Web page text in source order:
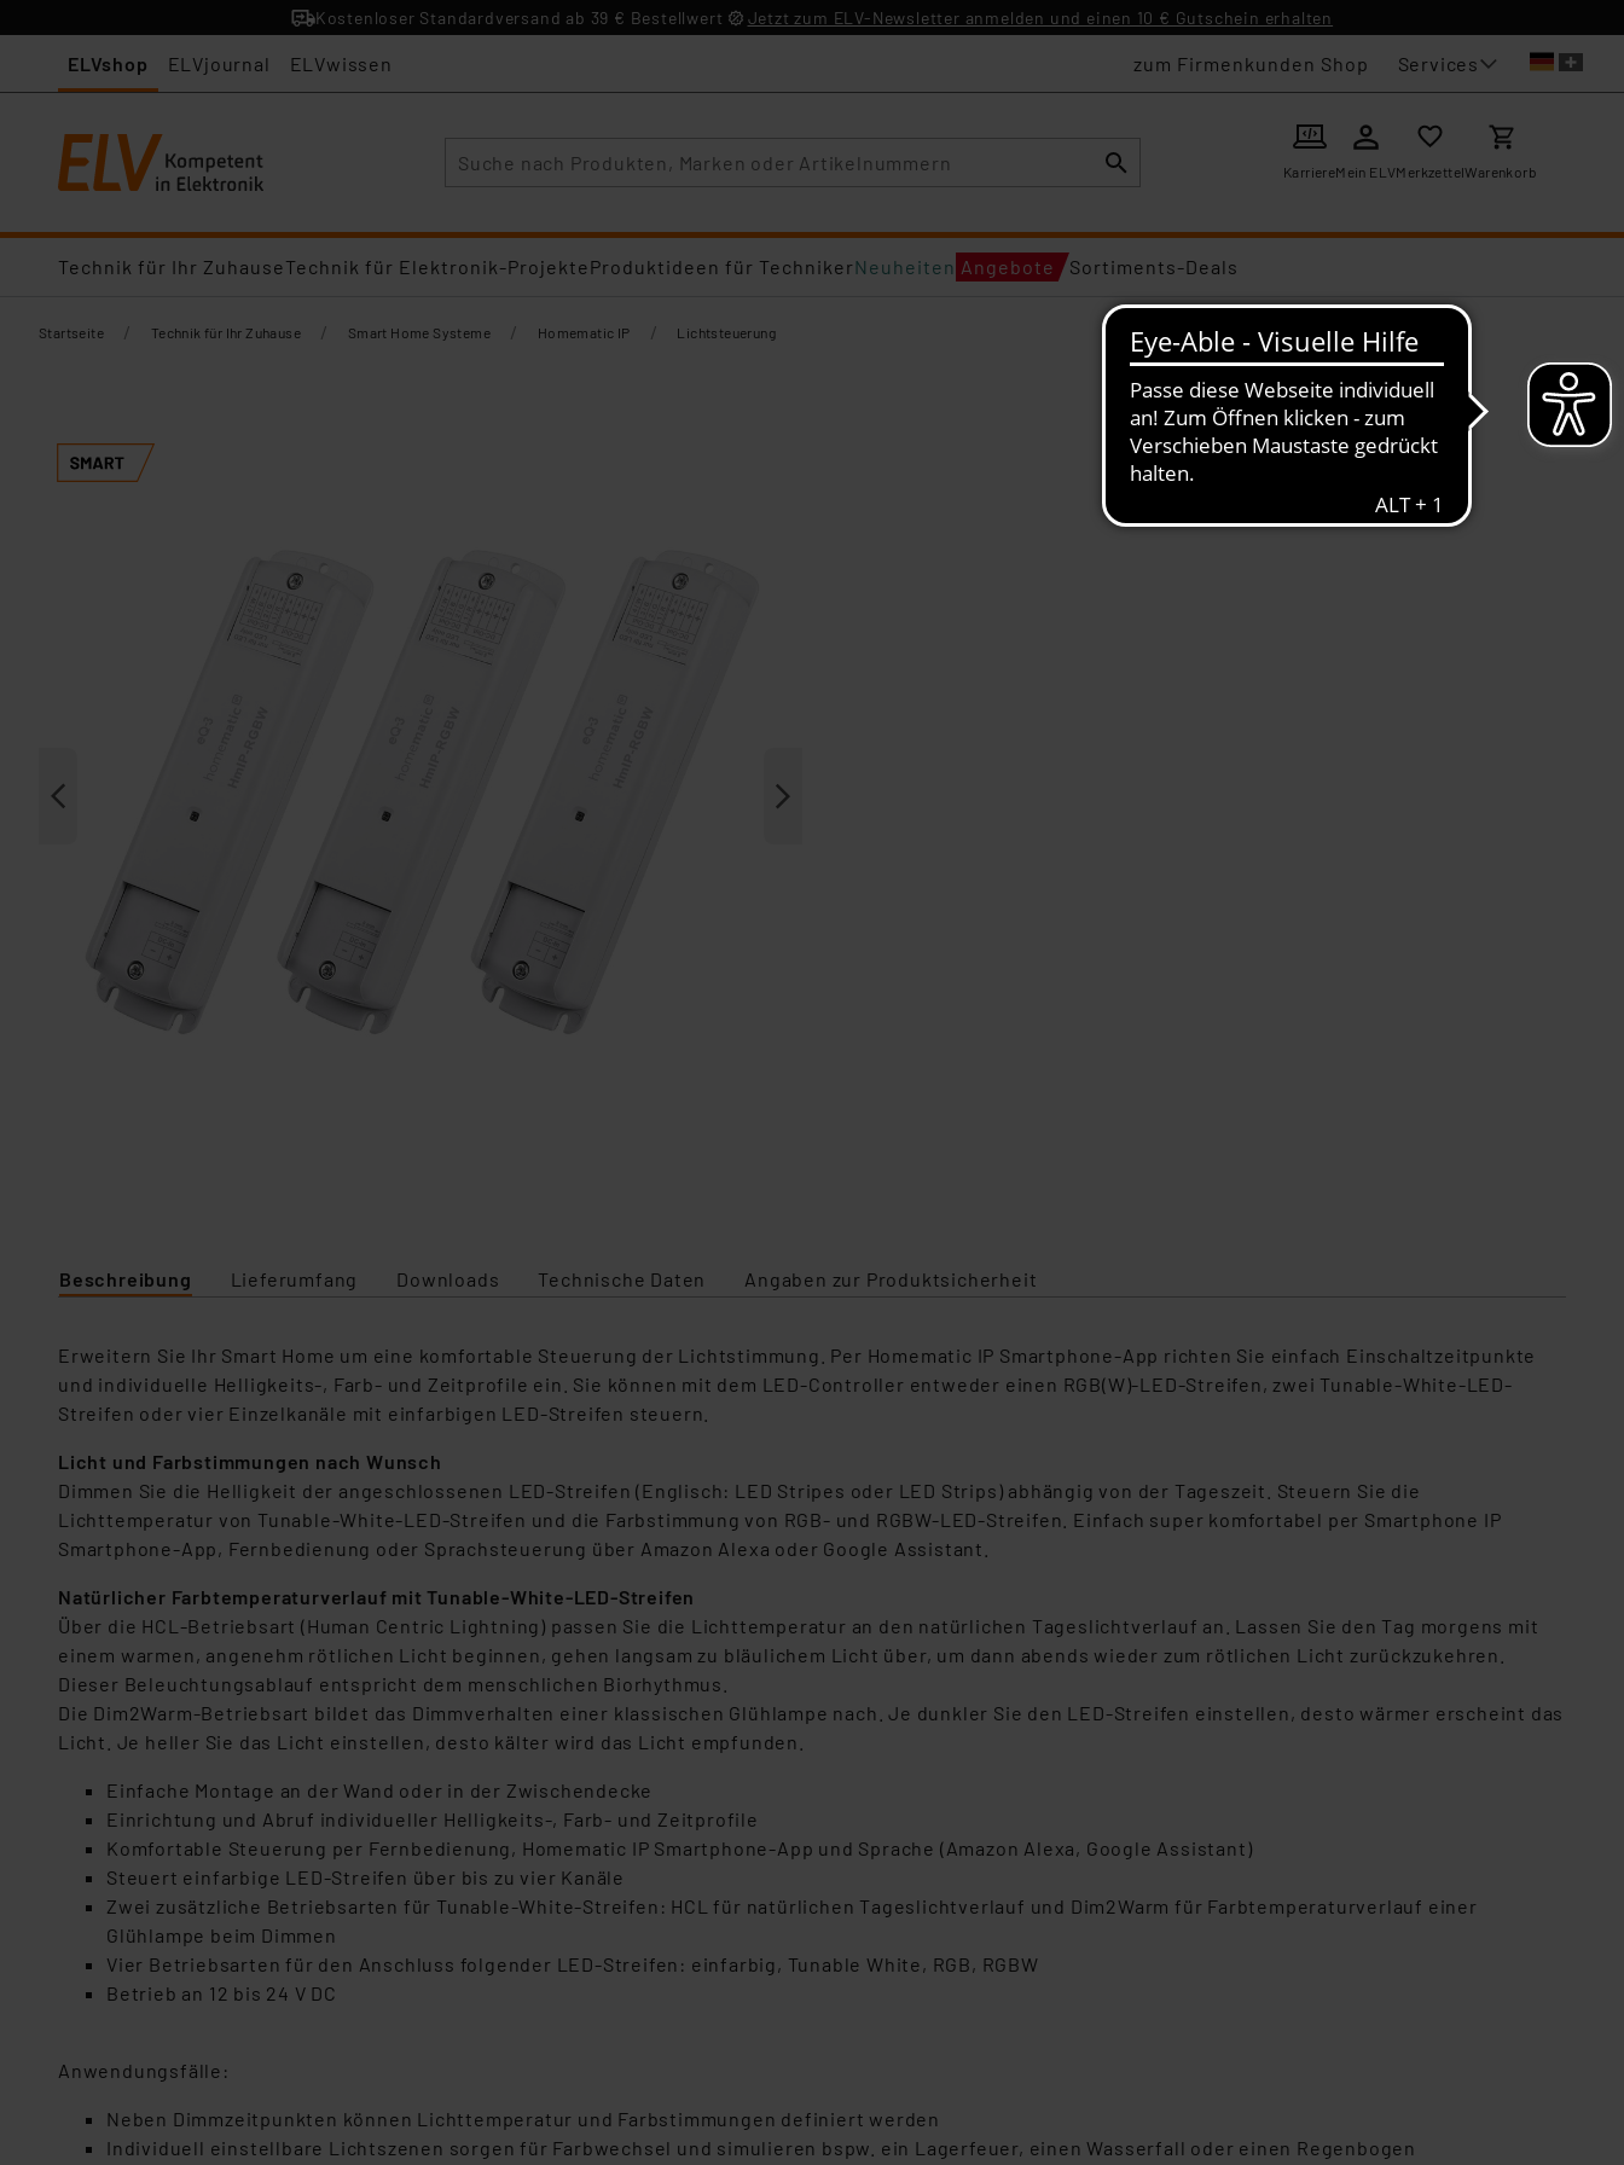
Kostenloser Standardversand ab 39 € Bestellwert Jetzt zum ELV-Newsletter anmelden und einen 10 € Gutschein erhalten
ELVshop ELVjournal ELVwissen zum Firmenkunden Shop Services
KarriereMein ELVMerkzettelWarenkorb
Technik für Ihr ZuhauseTechnik für Elektronik-ProjekteProduktideen für TechnikerNeuheiten Angebote Sortiments-Deals
Startseite / Technik für Ihr Zuhause / Smart Home Systeme / Homematic IP / Lichtsteuerung
Beschreibung Lieferumfang Downloads Technische Daten Angaben zur Produktsicherheit
Erweitern Sie Ihr Smart Home um eine komfortable Steuerung der Lichtstimmung. Per Homematic IP Smartphone-App richten Sie einfach Einschaltzeitpunkte
und individuelle Helligkeits-, Farb- und Zeitprofile ein. Sie können mit dem LED-Controller entweder einen RGB(W)-LED-Streifen, zwei Tunable-White-LED-
Streifen oder vier Einzelkanäle mit einfarbigen LED-Streifen steuern.
Licht und Farbstimmungen nach Wunsch
Dimmen Sie die Helligkeit der angeschlossenen LED-Streifen (Englisch: LED Stripes oder LED Strips) abhängig von der Tageszeit. Steuern Sie die
Lichttemperatur von Tunable-White-LED-Streifen und die Farbstimmung von RGB- und RGBW-LED-Streifen. Einfach super komfortabel per Smartphone IP
Smartphone-App, Fernbedienung oder Sprachsteuerung über Amazon Alexa oder Google Assistant.
Natürlicher Farbtemperaturverlauf mit Tunable-White-LED-Streifen
Über die HCL-Betriebsart (Human Centric Lightning) passen Sie die Lichttemperatur an den natürlichen Tageslichtverlauf an. Lassen Sie den Tag morgens mit
einem warmen, angenehm rötlichen Licht beginnen, gehen langsam zu bläulichem Licht über, um dann abends wieder zum rötlichen Licht zurückzukehren.
Dieser Beleuchtungsablauf entspricht dem menschlichen Biorhythmus.
Die Dim2Warm-Betriebsart bildet das Dimmverhalten einer klassischen Glühlampe nach. Je dunkler Sie den LED-Streifen einstellen, desto wärmer erscheint das
Licht. Je heller Sie das Licht einstellen, desto kälter wird das Licht empfunden.
Einfache Montage an der Wand oder in der Zwischendecke
Einrichtung und Abruf individueller Helligkeits-, Farb- und Zeitprofile
Komfortable Steuerung per Fernbedienung, Homematic IP Smartphone-App und Sprache (Amazon Alexa, Google Assistant)
Steuert einfarbige LED-Streifen über bis zu vier Kanäle
Zwei zusätzliche Betriebsarten für Tunable-White-Streifen: HCL für natürlichen Tageslichtverlauf und Dim2Warm für Farbtemperaturverlauf einer
Glühlampe beim Dimmen
Vier Betriebsarten für den Anschluss folgender LED-Streifen: einfarbig, Tunable White, RGB, RGBW
Betrieb an 12 bis 24 V DC
Anwendungsfälle:
Neben Dimmzeitpunkten können Lichttemperatur und Farbstimmungen definiert werden
Individuell einstellbare Lichtszenen sorgen für Farbwechsel und simulieren bspw. ein Lagerfeuer, einen Wasserfall oder einen Regenbogen